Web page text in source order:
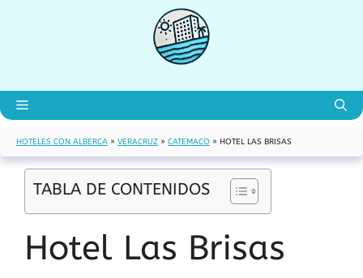
Menú
HOTELES CON ALBERCA » VERACRUZ » CATEMACO » HOTEL LAS BRISAS
TABLA DE CONTENIDOS
Hotel Las Brisas